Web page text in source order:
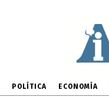
POLÍTICA ECONOMÍA